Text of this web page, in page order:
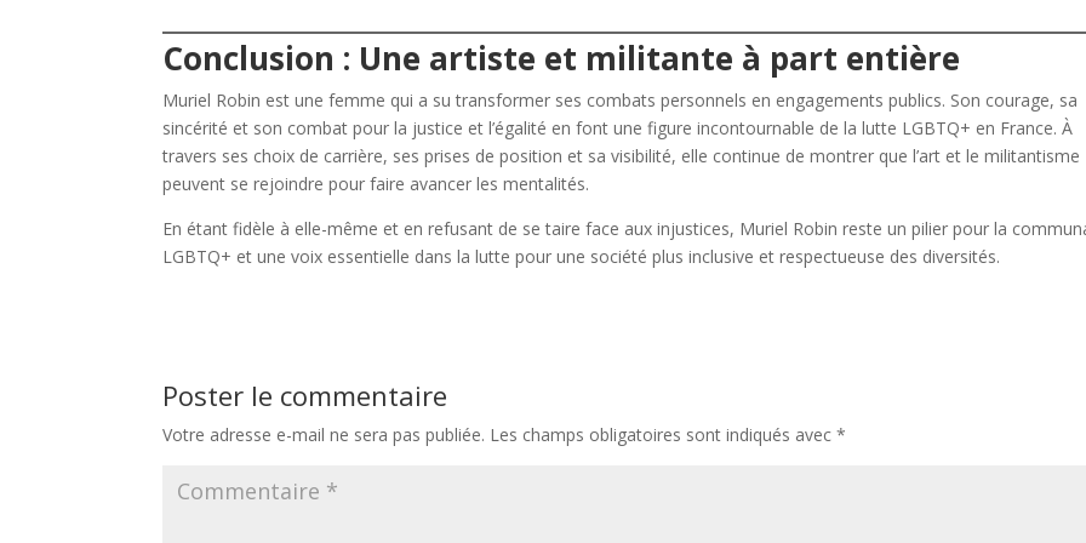
Conclusion : Une artiste et militante à part entière
Muriel Robin est une femme qui a su transformer ses combats personnels en engagements publics. Son courage, sa
sincérité et son combat pour la justice et l’égalité en font une figure incontournable de la lutte LGBTQ+ en France. À
travers ses choix de carrière, ses prises de position et sa visibilité, elle continue de montrer que l’art et le militantisme
peuvent se rejoindre pour faire avancer les mentalités.
En étant fidèle à elle-même et en refusant de se taire face aux injustices, Muriel Robin reste un pilier pour la
LGBTQ+ et une voix essentielle dans la lutte pour une société plus inclusive et respectueuse des diversités.
Poster le commentaire
Votre adresse e-mail ne sera pas publiée. Les champs obligatoires sont indiqués avec*